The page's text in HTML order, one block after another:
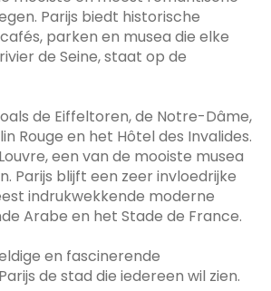
Parijs biedt historische
parken en musea die elke
de Seine, staat op de
de Eiffeltoren, de Notre-Dâme,
Rouge en het Hôtel des Invalides.
een van de mooiste musea
Parijs blijft een zeer invloedrijke
indrukwekkende moderne
Arabe en het Stade de France.
en fascinerende
de stad die iedereen wil zien.